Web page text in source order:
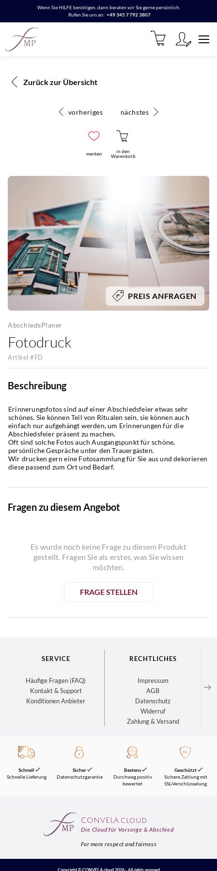
Wenn Sie HILFE benötigen, dann beraten wir Sie gerne persönlich.
Rufen Sie uns an: +49 345 7792 3807
Zurück zur Übersicht
vorheriges nächstes
merken
in den
Warenkorb
PREIS ANFRAGEN
AbschiedsPlaner
Fotodruck
Artikel #FD
Beschreibung
Erinnerungsfotos sind auf einer Abschiedsfeier etwas sehr
schönes. Sie können Teil von Ritualen sein, sie können auch
einfach nur aufgehängt werden, um Erinnerungen für die
Abschiedsfeier präsent zu machen.
Oft sind solche Fotos auch Ausgangspunkt für schöne,
persönliche Gespräche unter den Trauergästen.
Wir drucken gern eine Fotosammlung für Sie aus und dekorieren
diese passend zum Ort und Bedarf.
Fragen zu diesem Angebot
Es wurde noch keine Frage zu diesem Produkt
gestellt. Fragen Sie als erstes, was Sie wissen
möchten.
FRAGE STELLEN
SERVICE
Häufige Fragen (FAQ)
Kontakt & Support
Konditionen Anbieter
RECHTLICHES
Impressum
AGB
Datenschutz
Widerruf
Zahlung & Versand
Schnell
Schnelle Lieferung
Sicher
Datenschutzgarantie
Bestens
Durchweg positiv
bewertet
Geschützt
Sichere Zahlung mit
SSL-Verschlüsselung
CONVELA.cloud
Die Cloud für Vorsorge & Abschied
For more respect and fairness
Copyright © CONVELA.cloud2026· All rights reserved